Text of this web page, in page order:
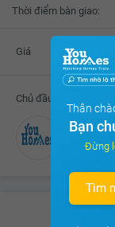
Thời điểm bàn giao:
Giá
Chủ đầu tư
Đang
Thân
Bạn
Đừng
Tìm